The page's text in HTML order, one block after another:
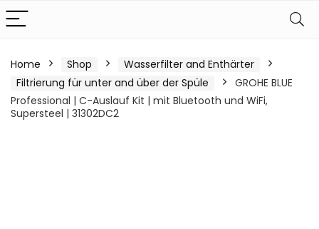
Home Shop
Wasserfilter and Enthärter
Filtrierung für unter and über der Spüle
GROHE BLUE
Professional | C-Auslauf Kit | mit Bluetooth und WiFi,
Supersteel | 31302DC2